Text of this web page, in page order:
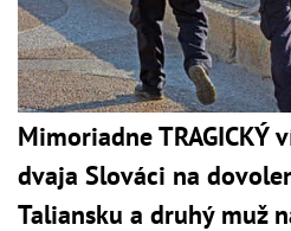
Mimoriadne
dvaja Slováci na
Taliansku a druhý muž